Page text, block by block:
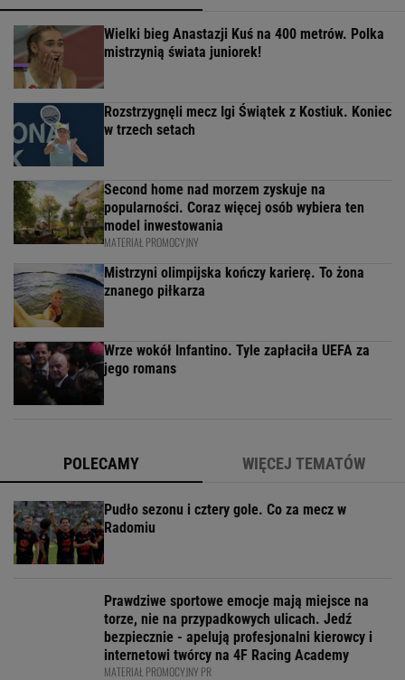
Wielki bieg Anastazji Kuś na 400 metrów. Polka
mistrzynią świata juniorek!
Rozstrzygnęli mecz Igi Świątek z Kostiuk. Koniec
w trzech setach
Second home nad morzem zyskuje na
popularności. Coraz więcej osób wybiera ten
model inwestowania
MATERIAŁ PROMOCYJNY
Mistrzyni olimpijska kończy karierę. To żona
znanego piłkarza
Wrze wokół Infantino. Tyle zapłaciła UEFA za
jego romans
POLECAMY WIĘCEJ TEMATÓW
Pudło sezonu i cztery gole. Co za mecz w
Radomiu
Prawdziwe sportowe emocje mają miejsce na
torze, nie na przypadkowych ulicach. Jedź
bezpiecznie - apelują profesjonalni kierowcy i
internetowi twórcy na 4F Racing Academy
MATERIAŁ PROMOCYJNY PR